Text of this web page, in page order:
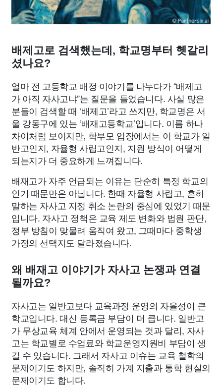
배제고로 검색했는데, 학교명부터 헷갈리
셨나요?
얼마 전 고등학교 배정 이야기를 나누다가 “배제고
가 아직 자사고냐”는 질문을 들었습니다. 사실 많은
분들이 검색할 때 ‘배제고’라고 쓰지만, 학교명은 서
울 강동구에 있는 ‘배재고등학교’입니다. 이름 하나
차이처럼 보이지만, 학부모 입장에서는 이 학교가 일
반고인지, 자율형 사립고인지, 지원 방식이 어떻게
되는지가 더 중요하게 느껴집니다.
배재고가 자주 언급되는 이유는 단순히 특정 학교의
인기 때문만은 아닙니다. 한때 자율형 사립고, 흔히
말하는 자사고 지정 취소 논란의 중심에 있었기 때문
입니다. 자사고 정책은 교육 제도 변화와 법원 판단,
정부 방침이 맞물려 움직여 왔고, 그때마다 중학생
가정의 선택지도 달라졌습니다.
왜 배재고 이야기가 자사고 논쟁과 연결
될까요?
자사고는 일반고보다 교육과정 운영의 자율성이 큰
학교입니다. 대신 등록금 부담이 더 큽니다. 일반고
가 무상교육 체계 안에서 운영되는 것과 달리, 자사
고는 학교별로 수업료와 학교운영지원비 부담이 생
길 수 있습니다. 그래서 자사고 이슈는 교육 철학의
문제이기도 하지만, 솔직히 가계 지출과 통학 현실의
문제이기도 합니다.